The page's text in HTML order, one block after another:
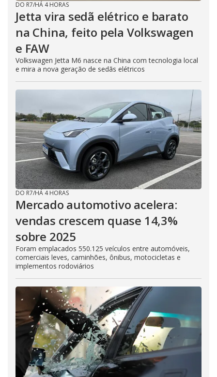
DO R7/HÁ 4 HORAS
Jetta vira sedã elétrico e barato
na China, feito pela Volkswagen
e FAW
Volkswagen Jetta M6 nasce na China com tecnologia local
e mira a nova geração de sedãs elétricos
DO R7/HÁ 4 HORAS
Mercado automotivo acelera:
vendas crescem quase 14,3%
sobre 2025
Foram emplacados 550.125 veículos entre automóveis,
comerciais leves, caminhões, ônibus, motocicletas e
implementos rodoviários